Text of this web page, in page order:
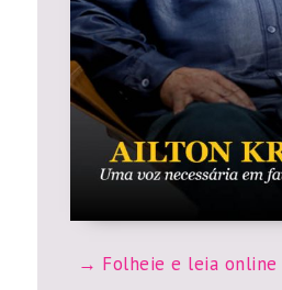
Folheie e leia online